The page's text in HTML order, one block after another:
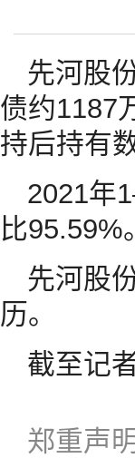
先河股
债约1187
持后持有
2021年
比95.59%。
先河股
历。
截至记
郑重声